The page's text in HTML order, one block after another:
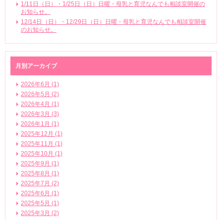
1/11日（日）・1/25日（日）日曜・母乳と育児なんでも相談室開催の
お知らせ。
12/14日（日）・12/29日（日）日曜・母乳と育児なんでも相談室開催
のお知らせ。
月別アーカイブ
2026年6月 (1)
2026年5月 (2)
2026年4月 (1)
2026年3月 (3)
2026年1月 (1)
2025年12月 (1)
2025年11月 (1)
2025年10月 (1)
2025年9月 (1)
2025年8月 (1)
2025年7月 (2)
2025年6月 (1)
2025年5月 (1)
2025年3月 (2)